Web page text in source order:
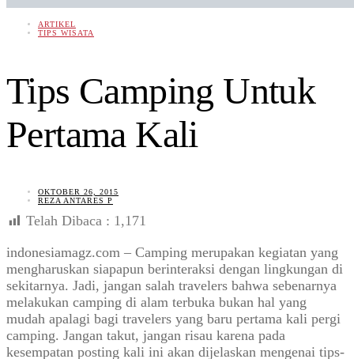
ARTIKEL
TIPS WISATA
Tips Camping Untuk
Pertama Kali
OKTOBER 26, 2015
REZA ANTARES P
Telah Dibaca : 1,171
indonesiamagz.com – Camping merupakan kegiatan yang
mengharuskan siapapun berinteraksi dengan lingkungan di
sekitarnya. Jadi, jangan salah travelers bahwa sebenarnya
melakukan camping di alam terbuka bukan hal yang
mudah apalagi bagi travelers yang baru pertama kali pergi
camping. Jangan takut, jangan risau karena pada
kesempatan posting kali ini akan dijelaskan mengenai tips-